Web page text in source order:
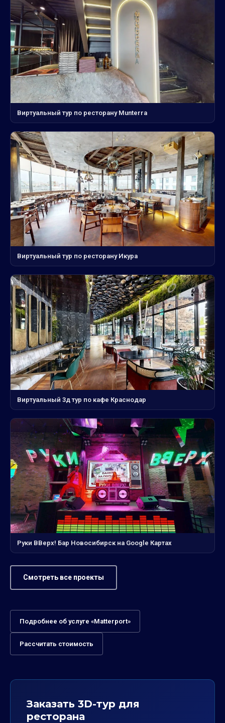
Виртуальный тур по ресторану Munterra
Виртуальный тур по ресторану Икура
Виртуальный 3д тур по кафе Краснодар
Руки ВВерх! Бар Новосибирск на Google Картах
Смотреть все проекты
Подробнее об услуге «Matterport»
Рассчитать стоимость
Заказать 3D-тур для
ресторана